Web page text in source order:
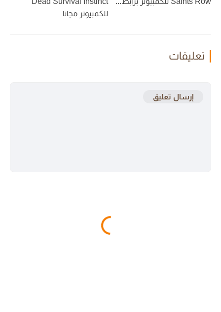
للكمبيوتر مجانا
تعليقات
إرسال تعليق